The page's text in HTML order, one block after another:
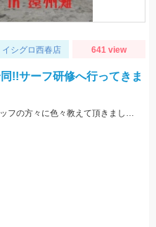
イシグロ西春店 641 view
!!サーフ研修へ行ってきま
初めてのサーフフィッシング!!プロスタッフの方々に色々教えて頂きました!!